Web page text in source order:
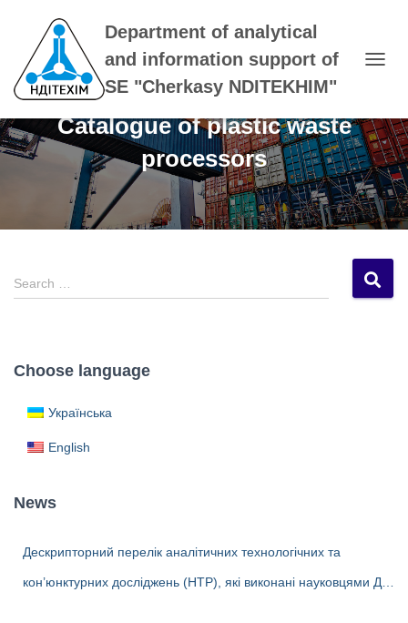
Department of analytical
and information support of
SE "Cherkasy NDITEKHIM"
G
L
E
N
A
V
I
T
I
Catalogue of plastic waste
processors
S
e
h
Search …
Choose language
Українська
English
News
Дескрипторний перелік аналітичних технологічних та
кон’юнктурних досліджень (НТР), які виконані науковцями ДП